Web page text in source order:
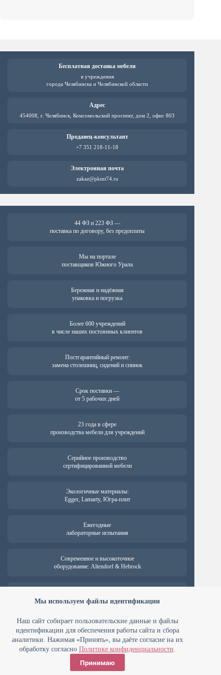
Мы используем файлы идентификации
Наш сайт собирает пользовательские данные и файлы
идентификации для обеспечения работы сайта и сбора
аналитики. Нажимая «Принять», вы даёте согласие на их
обработку согласно Политике конфиденциальности.
Принимаю
Бесплатная доставка мебели
в учреждения
города Челябинска и Челябинской области
Адрес
454008, г. Челябинск, Комсомольский проспект, дом 2, офис 803
Продавец-консультант
+7 351 218-11-18
Электронная почта
zakaz@pkmt74.ru
44 ФЗ и 223 ФЗ —
поставка по договору, без предоплаты
Мы на портале
поставщиков Южного Урала
Бережная и надёжная
упаковка и погрузка
Более 600 учреждений
в числе наших постоянных клиентов
Постгарантийный ремонт:
замена столешниц, сидений и спинок
Срок поставки —
от 5 рабочих дней
23 года в сфере
производства мебели для учреждений
Серийное производство
сертифицированной мебели
Экологичные материалы:
Egger, Lamarty, Югра-плит
Ежегодные
лабораторные испытания
Современное и высокоточное
оборудование: Altendorf & Hebrock
от 18 месяцев
ООО ПК «Мебельные технологии» ИНН 7448127394 ОГРН
1107448022738
Юридический адрес: 454008 г. Челябинск, Комсомольский проспект,
д. 2
Политика конфиденциальности